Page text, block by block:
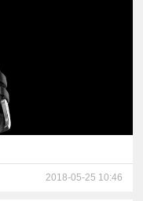
2018-05-25 10:46